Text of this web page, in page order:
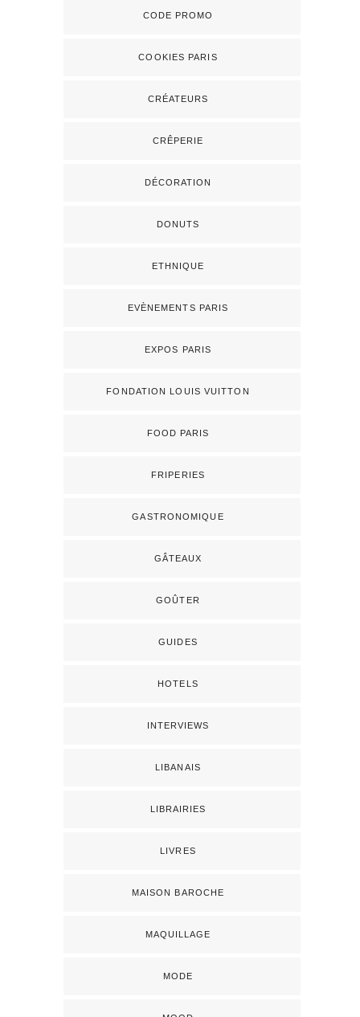
CODE PROMO
COOKIES PARIS
CRÉATEURS
CRÊPERIE
DÉCORATION
DONUTS
ETHNIQUE
EVÈNEMENTS PARIS
EXPOS PARIS
FONDATION LOUIS VUITTON
FOOD PARIS
FRIPERIES
GASTRONOMIQUE
GÂTEAUX
GOÛTER
GUIDES
HOTELS
INTERVIEWS
LIBANAIS
LIBRAIRIES
LIVRES
MAISON BAROCHE
MAQUILLAGE
MODE